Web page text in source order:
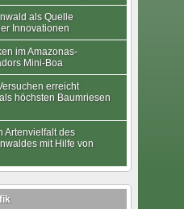
als Quelle
Innovationen
im Amazonas-
Mini-Boa
erreicht
höchsten Baumriesen
Artenvielfalt des
mit Hilfe von